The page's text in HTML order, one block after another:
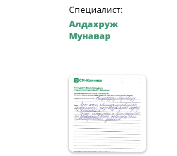
Специалист:
Алдахруж
Мунавар